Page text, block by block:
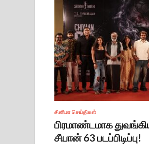
சினிமா செய்திகள்
பிரமாண்டமாக
சீயான் 63 படப்பிடிப்பு!